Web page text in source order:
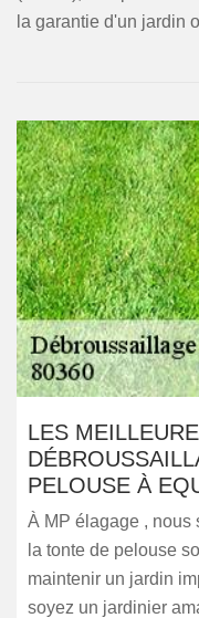
la garantie d'un jardin
LES
PELOUSE À
À MP élagage , nous
la tonte de pelouse
maintenir un jardin
soyez un jardinier